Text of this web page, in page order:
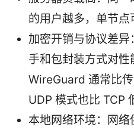
的用户越多，单节点
加密开销与协议差
手和包封装方式对性
WireGuard 通常比传
UDP 模式也比 TCP
本地网络环境：网